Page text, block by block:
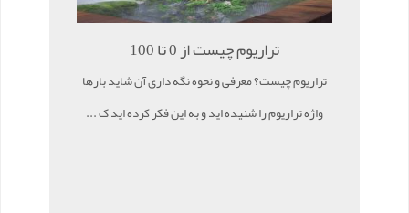
تراریوم چیست از 0 تا 100
تراریوم چیست؟ معرفی و نحوه نگه داری آن شاید بارها
واژه تراریوم را شنیده اید و به این فکر کرده اید ک ...